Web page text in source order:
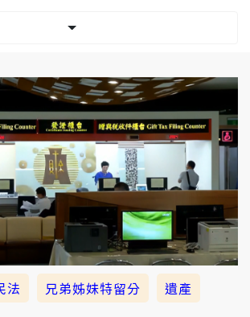
法 兄弟姊妹特留分
遺產